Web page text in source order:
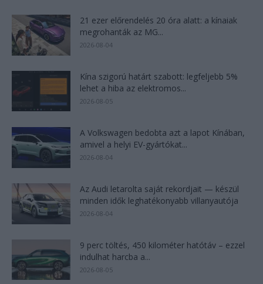
21 ezer előrendelés 20 óra alatt: a kínaiak
megrohanták az MG...
2026-08-04
Kína szigorú határt szabott: legfeljebb 5%
lehet a hiba az elektromos...
2026-08-05
A Volkswagen bedobta azt a lapot Kínában,
amivel a helyi EV-gyártókat...
2026-08-04
Az Audi letarolta saját rekordjait — készül
minden idők leghatékonyabb villanyautója
2026-08-04
9 perc töltés, 450 kilométer hatótáv – ezzel
indulhat harcba a...
2026-08-05